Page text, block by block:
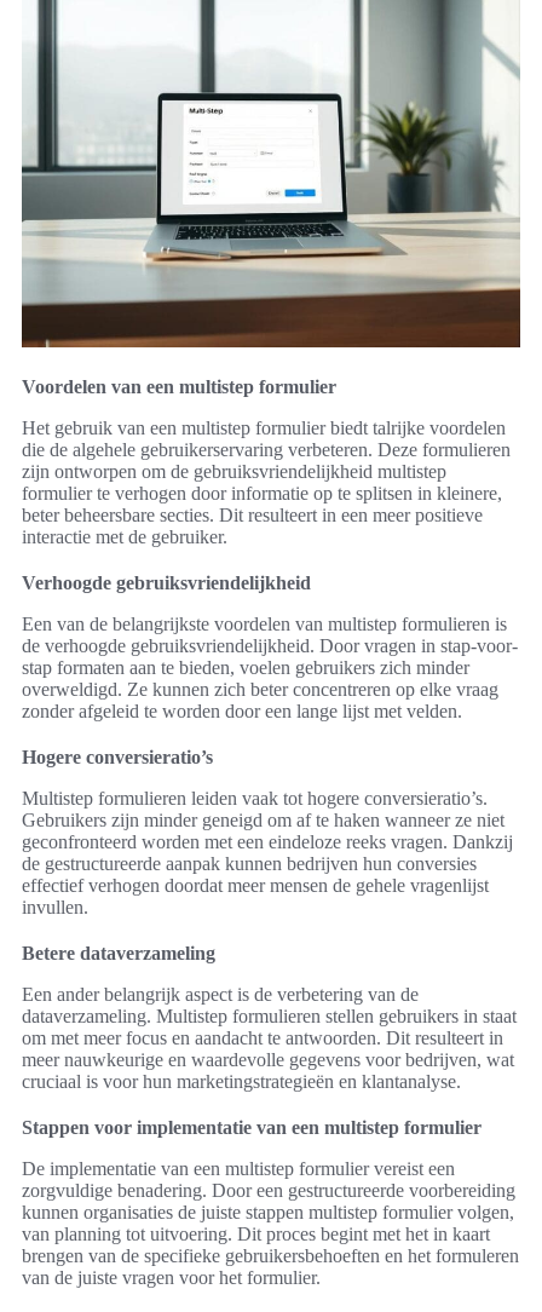
Voordelen van een multistep formulier
Het gebruik van een multistep formulier biedt talrijke voordelen
die de algehele gebruikerservaring verbeteren. Deze formulieren
zijn ontworpen om de gebruiksvriendelijkheid multistep
formulier te verhogen door informatie op te splitsen in kleinere,
beter beheersbare secties. Dit resulteert in een meer positieve
interactie met de gebruiker.
Verhoogde gebruiksvriendelijkheid
Een van de belangrijkste voordelen van multistep formulieren is
de verhoogde gebruiksvriendelijkheid. Door vragen in stap-voor-
stap formaten aan te bieden, voelen gebruikers zich minder
overweldigd. Ze kunnen zich beter concentreren op elke vraag
zonder afgeleid te worden door een lange lijst met velden.
Hogere conversieratio’s
Multistep formulieren leiden vaak tot hogere conversieratio’s.
Gebruikers zijn minder geneigd om af te haken wanneer ze niet
geconfronteerd worden met een eindeloze reeks vragen. Dankzij
de gestructureerde aanpak kunnen bedrijven hun conversies
effectief verhogen doordat meer mensen de gehele vragenlijst
invullen.
Betere dataverzameling
Een ander belangrijk aspect is de verbetering van de
dataverzameling. Multistep formulieren stellen gebruikers in staat
om met meer focus en aandacht te antwoorden. Dit resulteert in
meer nauwkeurige en waardevolle gegevens voor bedrijven, wat
cruciaal is voor hun marketingstrategieën en klantanalyse.
Stappen voor implementatie van een multistep formulier
De implementatie van een multistep formulier vereist een
zorgvuldige benadering. Door een gestructureerde voorbereiding
kunnen organisaties de juiste stappen multistep formulier volgen,
van planning tot uitvoering. Dit proces begint met het in kaart
brengen van de specifieke gebruikersbehoeften en het formuleren
van de juiste vragen voor het formulier.